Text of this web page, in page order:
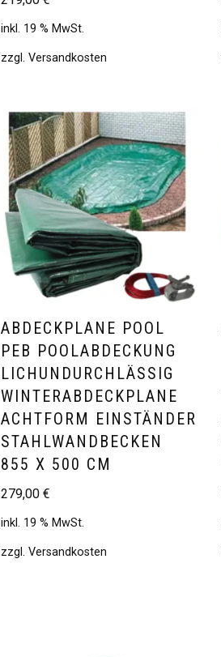
inkl. 19 % MwSt.
zzgl. Versandkosten
ABDECKPLANE POOL
PEB POOLABDECKUNG
LICHUNDURCHLÄSSIG
WINTERABDECKPLANE
ACHTFORM EINSTÄNDER
STAHLWANDBECKEN
855 X 500 CM
279,00 €
inkl. 19 % MwSt.
zzgl. Versandkosten